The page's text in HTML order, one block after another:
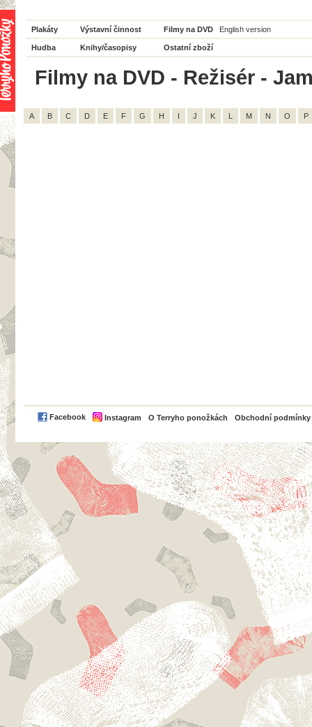
Plakáty Výstavní činnost Filmy na DVD English version
Hudba Knihy/časopisy Ostatní zboží
Filmy na DVD - Režisér -
A B C D E F G H I J K L M N O P
Facebook Instagram O Terryho ponožkách Obchodní podmínky
PayPal